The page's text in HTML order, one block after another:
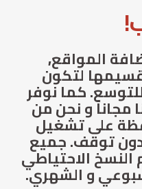
المواقع,
لتكون
كما نوفر
مجاناً و نحن من
على تشغيل
توقف. جميع
النسخ الاحتياطي
و الشهري.